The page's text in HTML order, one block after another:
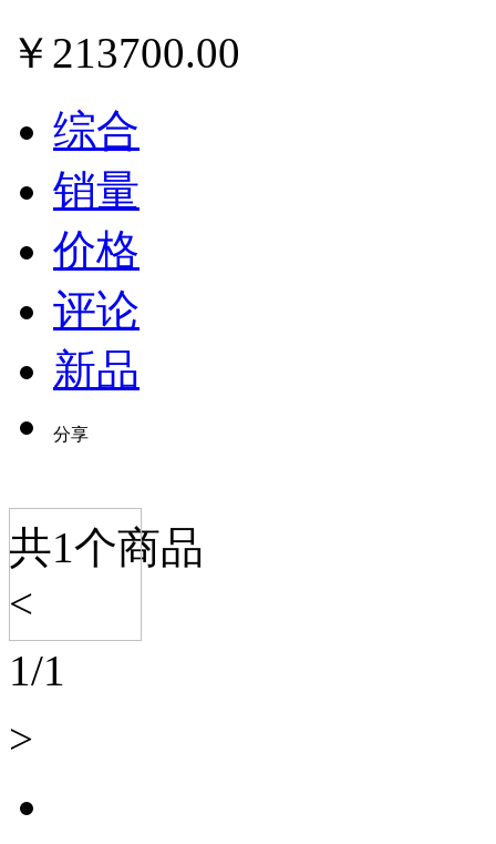
￥ 213700.00
综合
销量
价格
评论
新品
分享
共1个商品
<
1/1
>